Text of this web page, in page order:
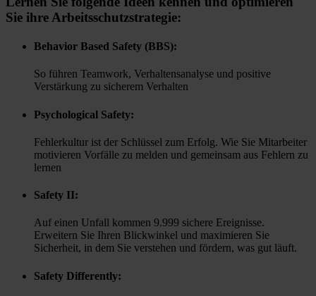
Sie ihre Arbeitsschutzstrategie:
Behavior Based Safety (BBS):
So führen Teamwork, Verhaltensanalyse und positive
Verstärkung zu sicherem Verhalten
Psychological Safety:
Fehlerkultur ist der Schlüssel zum Erfolg. Wie Sie Mitarbeiter
motivieren Vorfälle zu melden und gemeinsam aus Fehlern zu
lernen
Safety II:
Auf einen Unfall kommen 9.999 sichere Ereignisse.
Erweitern Sie Ihren Blickwinkel und maximieren Sie
Sicherheit, in dem Sie verstehen und fördern, was gut läuft.
Safety Differently: